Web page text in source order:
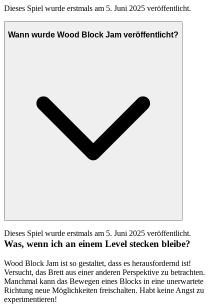
Dieses Spiel wurde erstmals am 5. Juni 2025 veröffentlicht.
Wann wurde Wood Block Jam veröffentlicht?
Dieses Spiel wurde erstmals am 5. Juni 2025 veröffentlicht.
Was, wenn ich an einem Level stecken bleibe?
Wood Block Jam ist so gestaltet, dass es herausfordernd ist!
Versucht, das Brett aus einer anderen Perspektive zu betrachten.
Manchmal kann das Bewegen eines Blocks in eine unerwartete
Richtung neue Möglichkeiten freischalten. Habt keine Angst zu
experimentieren!